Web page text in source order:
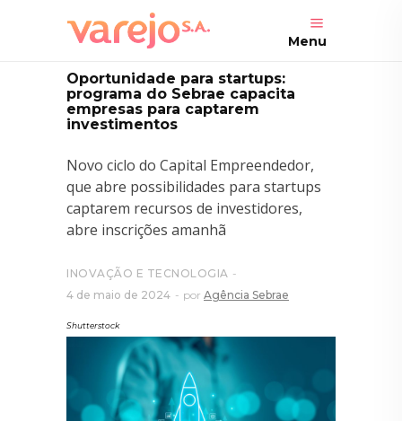
Menu
Oportunidade para startups:
programa do Sebrae capacita
empresas para captarem
investimentos
Novo ciclo do Capital Empreendedor,
que abre possibilidades para startups
captarem recursos de investidores,
abre inscrições amanhã
INOVAÇÃO E TECNOLOGIA
4 de maio de 2024
por Agência Sebrae
Shutterstock